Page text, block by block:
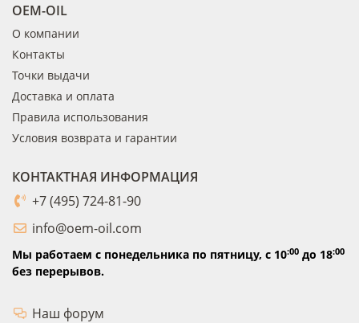
OEM-OIL
О компании
Контакты
Точки выдачи
Доставка и оплата
Правила использования
Условия возврата и гарантии
КОНТАКТНАЯ ИНФОРМАЦИЯ
+7 (495) 724-81-90
info@oem-oil.com
Мы работаем с понедельника по пятницу, с 10:00 до 18:00
без перерывов.
Наш форум